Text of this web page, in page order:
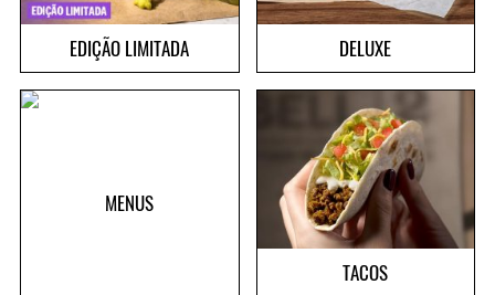
EDIÇÃO LIMITADA DELUXE
MENUS
TACOS